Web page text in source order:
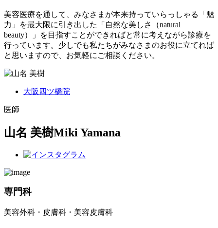
美容医療を通して、みなさまが本来持っていらっしゃる「魅
力」を最大限に引き出した「自然な美しさ（natural
beauty）」を目指すことができればと常に考えながら診療を
行っています。少しでも私たちがみなさまのお役に立てれば
と思いますので、お気軽にご相談ください。
大阪四ツ橋院
医師
山名 美樹Miki Yamana
専門科
美容外科・皮膚科・美容皮膚科